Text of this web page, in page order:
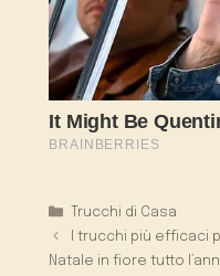
Categorie
Trucchi di Casa
I trucchi più efficaci
Natale in fiore tutto